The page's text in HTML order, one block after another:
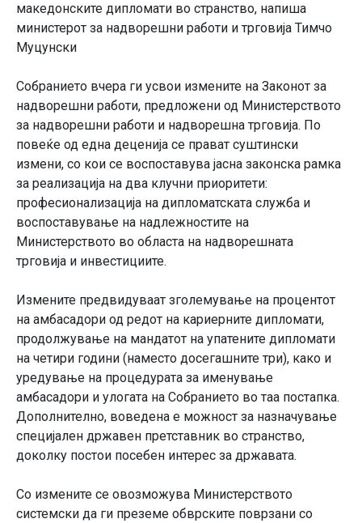
македонските дипломати во странство, напиша
министерот за надворешни работи и трговија Тимчо
Муцунски
Собранието вчера ги усвои измените на Законот за
надворешни работи, предложени од Министерството
за надворешни работи и надворешна трговија. По
повеќе од една деценија се прават суштински
измени, со кои се воспоставува јасна законска рамка
за реализација на два клучни приоритети:
професионализација на дипломатската служба и
воспоставување на надлежностите на
Министерството во областа на надворешната
трговија и инвестициите.
Измените предвидуваат зголемување на процентот
на амбасадори од редот на кариерните дипломати,
продолжување на мандатот на упатените дипломати
на четири години (наместо досегашните три), како и
уредување на процедурата за именување
амбасадори и улогата на Собранието во таа постапка.
Дополнително, воведена е можност за назначување
специјален државен претставник во странство,
доколку постои посебен интерес за државата.
Со измените се овозможува Министерството
системски да ги преземе обврските поврзани со